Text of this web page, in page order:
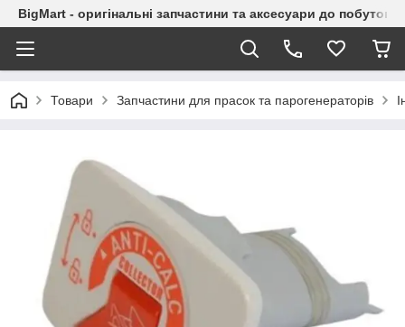
BigMart - оригінальні запчастини та аксесуари до побутової
Товари Запчастини для прасок та парогенераторів